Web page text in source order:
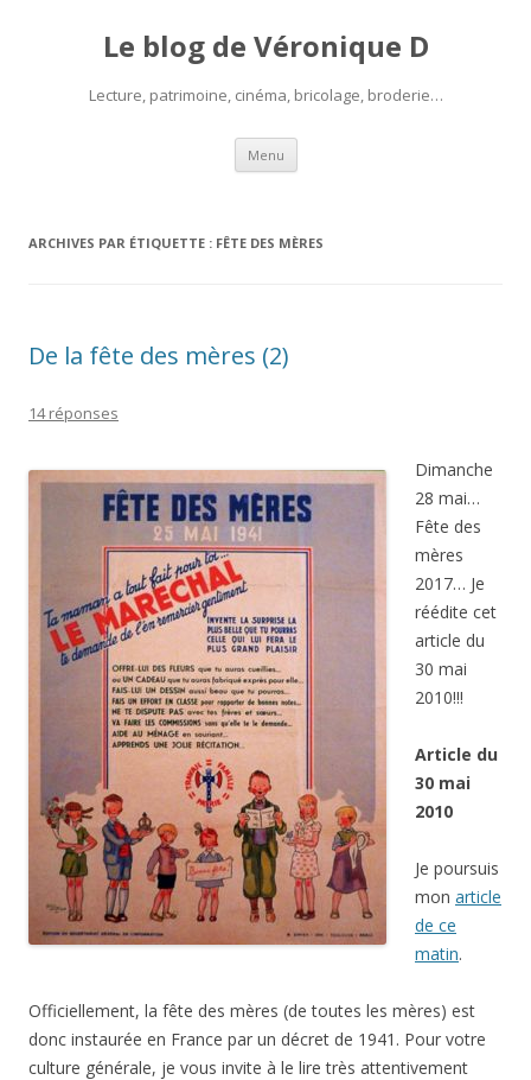
Le blog de Véronique D
Lecture, patrimoine, cinéma, bricolage, broderie…
Menu Aller
contenu
ARCHIVES PAR ÉTIQUETTE : FÊTE DES MÈRES
De la fête des mères (2)
14 réponses
Dimanche
28 mai…
Fête des
mères
2017… Je
réédite cet
article du
30 mai
2010!!!
Article du
30 mai
2010
Je poursuis
mon article
de ce
matin.
Officiellement, la fête des mères (de toutes les mères) est
donc instaurée en France par un décret de 1941. Pour votre
culture générale, je vous invite à le lire très attentivement